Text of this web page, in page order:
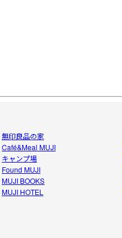
無印良品の家
Café&Meal MUJI
キャンプ場
Found MUJI
MUJI BOOKS
MUJI HOTEL